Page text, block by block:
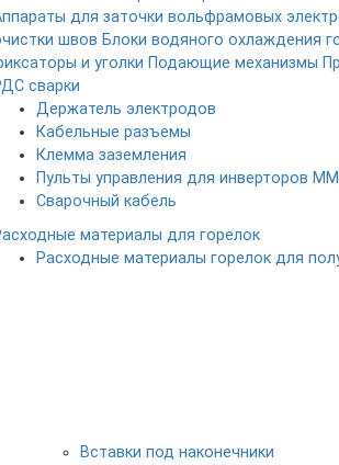
для заточки вольфрамовых
швов Блоки водяного охлаждения
и уголки Подающие механизмы
сварки
Держатель электродов
Кабельные разъемы
Клемма заземления
Пульты управления для инверторов
Сварочный кабель
материалы для горелок
Расходные материалы горелок для
Вставки под наконечники